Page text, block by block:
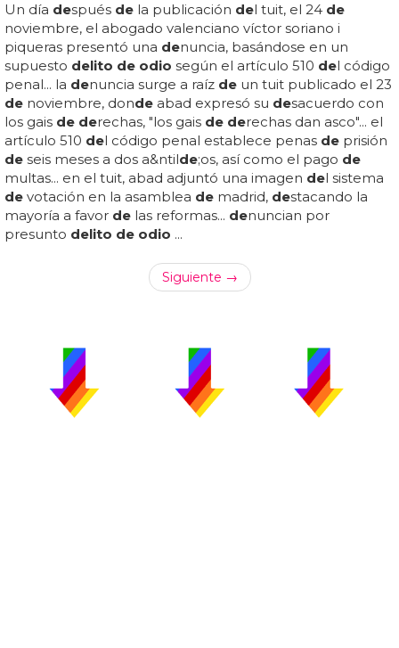
Un día después de la publicación del tuit, el 24 de
noviembre, el abogado valenciano víctor soriano i
piqueras presentó una denuncia, basándose en un
supuesto delito de odio según el artículo 510 del código
penal... la denuncia surge a raíz de un tuit publicado el 23
de noviembre, donde abad expresó su desacuerdo con
los gais de derechas, "los gais de derechas dan asco"... el
artículo 510 del código penal establece penas de prisión
de seis meses a dos a&ntilde;os, así como el pago de
multas... en el tuit, abad adjuntó una imagen del sistema
de votación en la asamblea de madrid, destacando la
mayoría a favor de las reformas... denuncian por
presunto delito de odio ...
Siguiente →